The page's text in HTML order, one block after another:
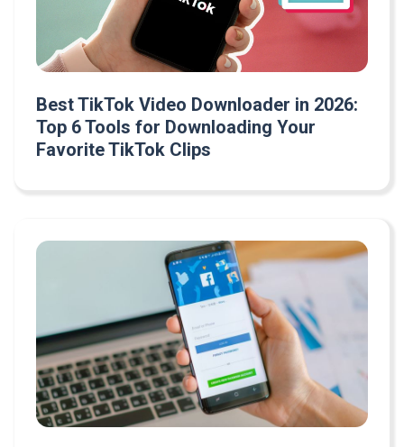
Best TikTok Video Downloader in 2026:
Top 6 Tools for Downloading Your
Favorite TikTok Clips